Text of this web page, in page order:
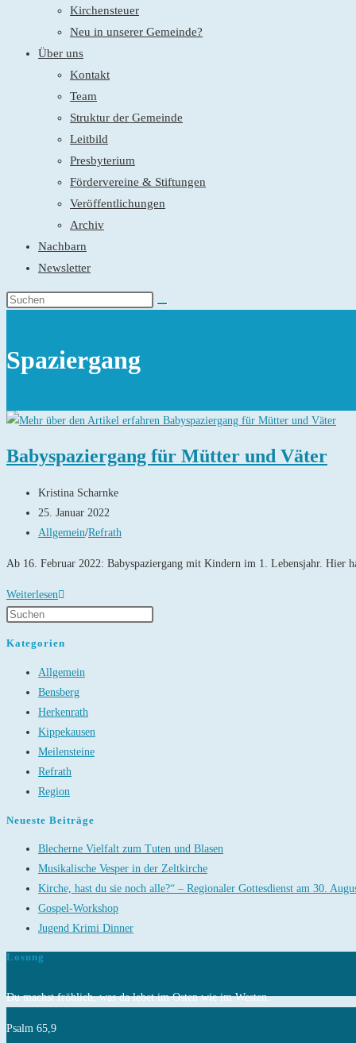
Kirchensteuer
Neu in unserer Gemeinde?
Über uns
Kontakt
Team
Struktur der Gemeinde
Leitbild
Presbyterium
Fördervereine & Stiftungen
Veröffentlichungen
Archiv
Nachbarn
Newsletter
Spaziergang
Babyspaziergang für Mütter und Väter
Beitrags-
Autor:
Kristina Scharnke
Beitrag
veröffentlicht:
25. Januar 2022
Beitrags-
Allgemein/Refrath
Ab 16. Februar 2022: Babyspaziergang mit Kindern im 1. Lebensjahr. Hier
WeiterlesenBabyspaziergang
Väter
Kategorien
Allgemein
Bensberg
Herkenrath
Kippekausen
Meilensteine
Refrath
Region
Neueste Beiträge
Blecherne Vielfalt zum Tuten und Blasen
Musikalische Vesper in der Zeltkirche
Kirche, hast du sie noch alle?“ – Regionaler Gottesdienst am 30.
Gospel-Workshop
Jugend Krimi Dinner
Losung
Du machst fröhlich, was da lebet im Osten wie im Westen.
Psalm 65,9